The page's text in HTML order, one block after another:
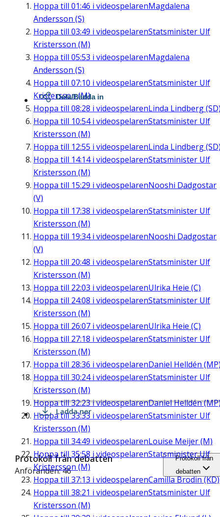
Hoppa till 01:46 i videospelarenMagdalena
Andersson (S)
Hoppa till 03:49 i videospelarenStatsminister Ulf
Kristersson (M)
Hoppa till 05:53 i videospelarenMagdalena
Andersson (S)
Hoppa till 07:10 i videospelarenStatsminister Ulf
Kristersson (M)
Hoppa till 08:28 i videospelarenLinda Lindberg
Hoppa till 10:54i videospelarenStatsminister Ulf
Kristersson (M)
Hoppa till 12:55 i videospelarenLinda Lindberg
Hoppa till 14:14i videospelarenStatsminister Ulf
Kristersson (M)
Hoppa till 15:29 i videospelarenNooshi Dadgostar
(V)
Hoppa till 17:38 i videospelarenStatsminister Ulf
Kristersson (M)
Hoppa till 19:34i videospelarenNooshi Dadgostar
(V)
Hoppa till 20:48 i videospelarenStatsminister Ulf
Kristersson (M)
Hoppa till 22:03 i videospelarenUlrika Heie (C)
Hoppa till 24:08 i videospelarenStatsminister Ulf
Kristersson (M)
Hoppa till 26:07 i videospelarenUlrika Heie (C)
Hoppa till 27:18 i videospelarenStatsminister Ulf
Kristersson (M)
Hoppa till 28:36 i videospelarenDaniel Helldén
Hoppa till 30:24i videospelarenStatsminister Ulf
Kristersson (M)
Hoppa till32:23i videospelarenDaniel Helldén
Hoppa till33:33 i videospelarenStatsminister Ulf
Kristersson (M)
Hoppa till 34:49 i videospelarenLouise Meijer (M)
Hoppa till 35:58 i videospelarenStatsminister Ulf
Kristersson (M)
Hoppa till 37:13 i videospelarenCamilla Brodin (KD)
Hoppa till 38:21 i videospelarenStatsminister Ulf
Kristersson (M)
Dela/Bädda in
Ladda ner
Protokoll från debatten
Anföranden: 46
Protokoll från
debatten